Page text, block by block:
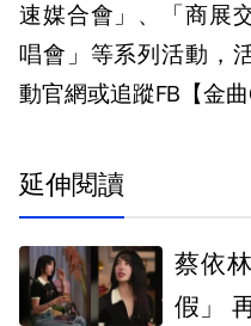
速媒合會」、「商展
唱會」等系列活動，
動官網或追蹤FB【金曲
延伸閱讀
蔡依
假」